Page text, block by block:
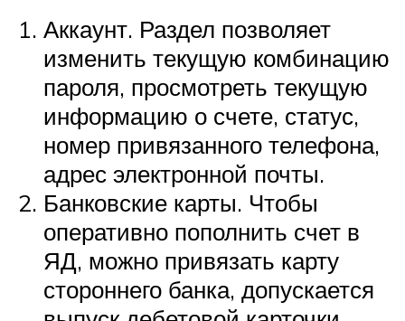
Аккаунт. Раздел позволяет
изменить текущую комбинацию
пароля, просмотреть текущую
информацию о счете, статус,
номер привязанного телефона,
адрес электронной почты.
Банковские карты. Чтобы
оперативно пополнить счет в
ЯД, можно привязать карту
стороннего банка, допускается